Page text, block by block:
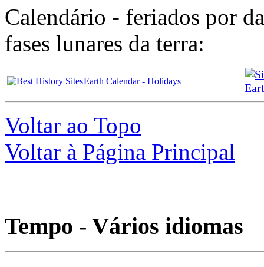
Calendário - feriados por
fases lunares da terra:
Earth Calendar - Holidays
Voltar ao Topo
Voltar à Página Principal
Tempo - Vários idiomas